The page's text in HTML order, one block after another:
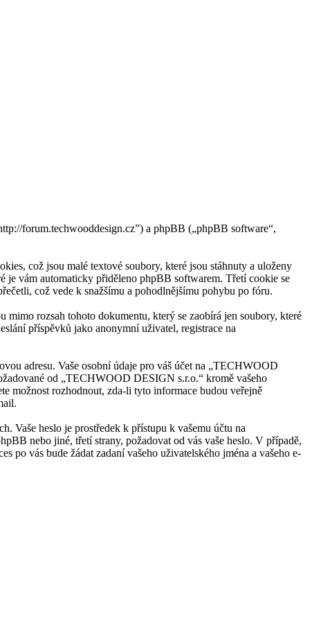
forum.techwooddesign.cz”) a phpBB („phpBB software“,
což jsou malé textové soubory, které jsou stáhnuty a uloženy
je vám automaticky přiděleno phpBB softwarem. Třetí cookie se
což vede k snažšímu a pohodlnějšímu pohybu po fóru.
rozsah tohoto dokumentu, který se zaobírá jen soubory, které
příspěvků jako anonymní uživatel, registrace na
adresu. Vaše osobní údaje pro váš účet na „TECHWOOD
od „TECHWOOD DESIGN s.r.o.“ kromě vašeho
možnost rozhodnout, zda-li tyto informace budou veřejně
Vaše heslo je prostředek k přístupu k vašemu účtu na
nebo jiné, třetí strany, požadovat od vás vaše heslo. V případě,
po vás bude žádat zadaní vašeho uživatelského jména a vašeho e-